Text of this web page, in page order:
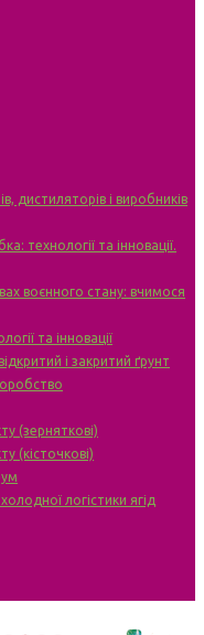
дистиляторів і виробників
технології та інновації.
воєнного стану: вчимося
та інновації
і закритий ґрунт
(зерняткові)
(кісточкові)
логістики ягід